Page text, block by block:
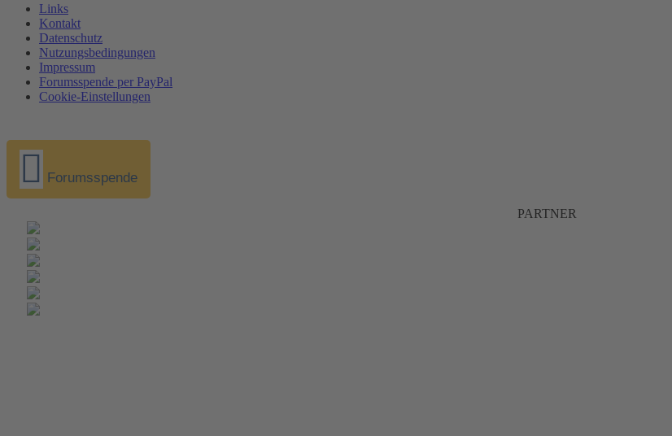
Links
Kontakt
Datenschutz
Nutzungsbedingungen
Impressum
Forumsspende per PayPal
Cookie-Einstellungen
Forumsspende
PARTNER